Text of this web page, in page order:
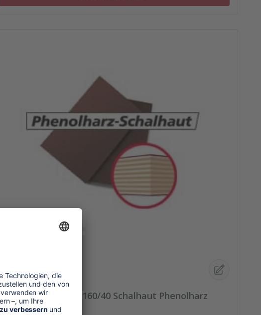
MevaDec-Element 160/40 Schalhaut Phenolharz